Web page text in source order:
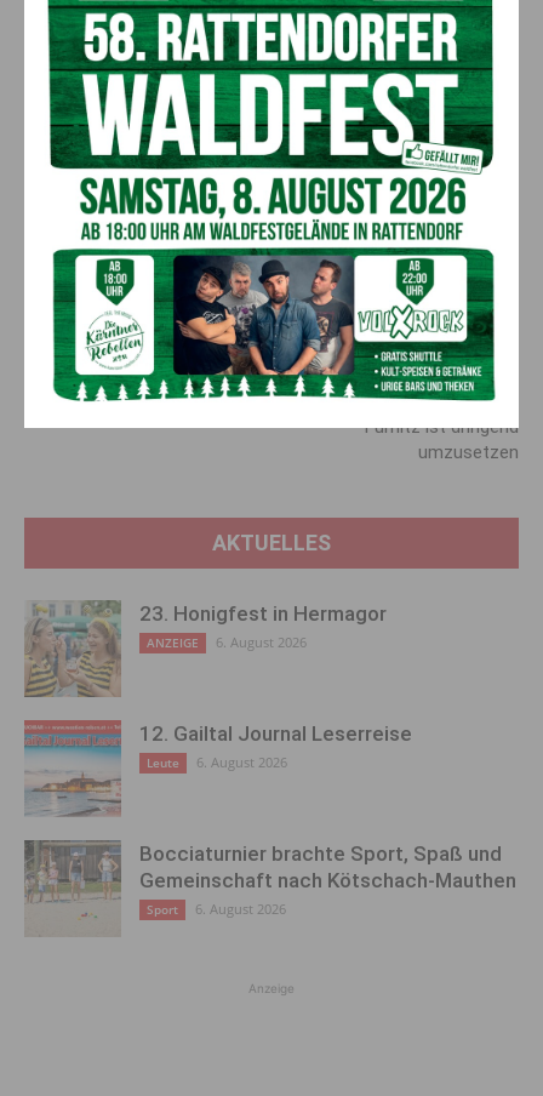
Manfred Muhr ergänzt, dass die Freiheitliche und
Unabhängigen Bauernschaft seit Jahren eine
Abschussfreigabe für den Wolf fordert. „Wir haben daher
neuerlich eine Sondersitzung der Vollversammlung der
Landwirtschaftskammer zum Thema Wolf beantragt, welche
am 27. Juni stattfindet. Dort werden wir wieder einmal
einfordern, dass es eine eindeutige Abschussfreigabe für alle
Wölfe geben muss. Jetzt muss gehandelt werden, denn mit
dem Wolf gibt es in Zukunft keine Almwirtschaft mehr“, betont
Muhr.
Vorheriger Artikel
Schlepper festgenommen: 22
Menschen versteckt
Nächster Artikel
Kreisverkehr oder Ampelanlage
an der Kreuzung Kärntner
Straße und Rosental Straße in
Fürnitz ist dringend
umzusetzen
AKTUELLES
23. Honigfest in Hermagor
ANZEIGE 6. August 2026
12. Gailtal Journal Leserreise
Leute 6. August 2026
Bocciaturnier brachte Sport, Spaß und
Gemeinschaft nach Kötschach-Mauthen
Sport 6. August 2026
Anzeige